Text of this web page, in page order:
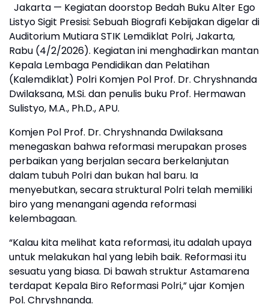
Jakarta — Kegiatan doorstop Bedah Buku Alter Ego
Listyo Sigit Presisi: Sebuah Biografi Kebijakan digelar di
Auditorium Mutiara STIK Lemdiklat Polri, Jakarta,
Rabu (4/2/2026). Kegiatan ini menghadirkan mantan
Kepala Lembaga Pendidikan dan Pelatihan
(Kalemdiklat) Polri Komjen Pol Prof. Dr. Chryshnanda
Dwilaksana, M.Si. dan penulis buku Prof. Hermawan
Sulistyo, M.A., Ph.D., APU.
Komjen Pol Prof. Dr. Chryshnanda Dwilaksana
menegaskan bahwa reformasi merupakan proses
perbaikan yang berjalan secara berkelanjutan
dalam tubuh Polri dan bukan hal baru. Ia
menyebutkan, secara struktural Polri telah memiliki
biro yang menangani agenda reformasi
kelembagaan.
“Kalau kita melihat kata reformasi, itu adalah upaya
untuk melakukan hal yang lebih baik. Reformasi itu
sesuatu yang biasa. Di bawah struktur Astamarena
terdapat Kepala Biro Reformasi Polri,” ujar Komjen
Pol. Chryshnanda.